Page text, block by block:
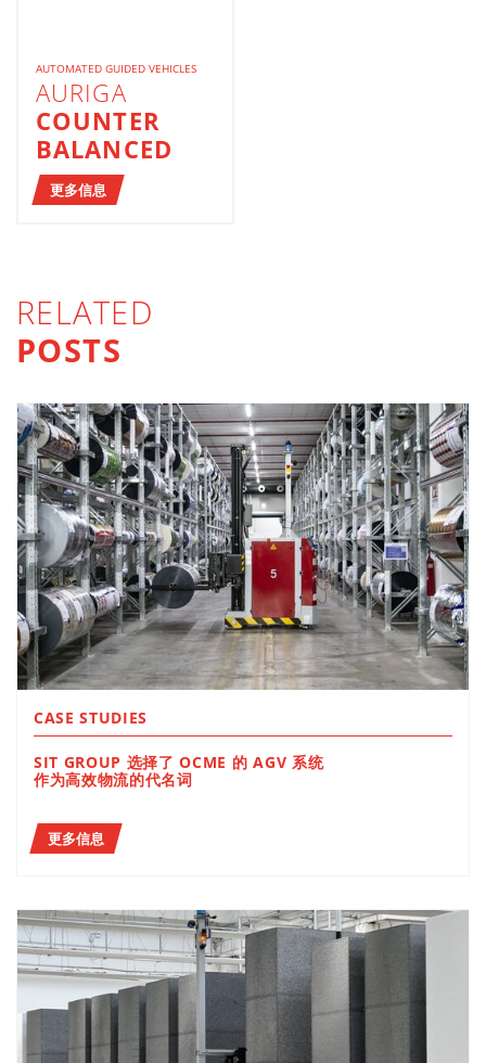
AUTOMATED GUIDED VEHICLES
AURIGA
COUNTER
BALANCED
更多信息
RELATED
POSTS
CASE STUDIES
SIT GROUP 选择了 OCME 的 AGV 系统
作为高效物流的代名词
更多信息